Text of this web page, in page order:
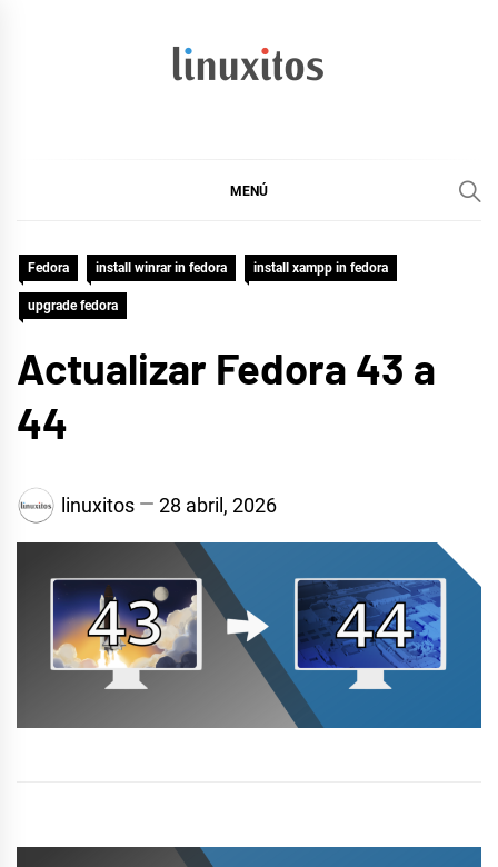
MENÚ
Fedora install winrar in fedora install xampp in fedora
upgrade fedora
Actualizar Fedora 43 a
44
linuxitos 28 abril, 2026